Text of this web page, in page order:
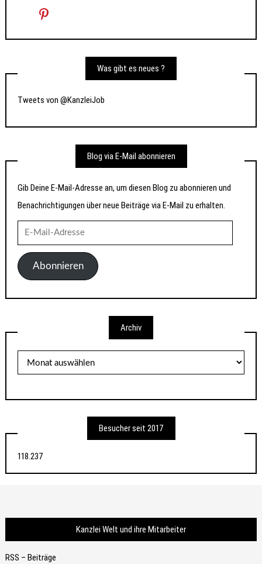
Was gibt es neues ?
Tweets von @KanzleiJob
Blog via E-Mail abonnieren
Gib Deine E-Mail-Adresse an, um diesen Blog zu abonnieren und
Benachrichtigungen über neue Beiträge via E-Mail zu erhalten.
Mail-
AdresseAbonnieren
Archiv
Besucher seit 2017
118.237
Kanzlei Welt und ihre Mitarbeiter
RSS – Beiträge